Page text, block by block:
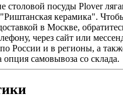
столовой посуды Plover
"Риштанская керамика".
в Москве,
через сайт или
России и в регионы, а
самовывоза со склада.